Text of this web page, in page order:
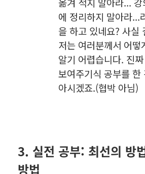
에 정리하지 말아라...
을 하고 있네요? 사실
저는 여러분께서 어떻
알기 어렵습니다. 진
보여주기식 공부를 한
아시겠죠.(협박 아님)
3. 실전 공부: 최선의 방
방법